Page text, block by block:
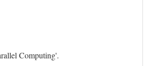
Computing'.